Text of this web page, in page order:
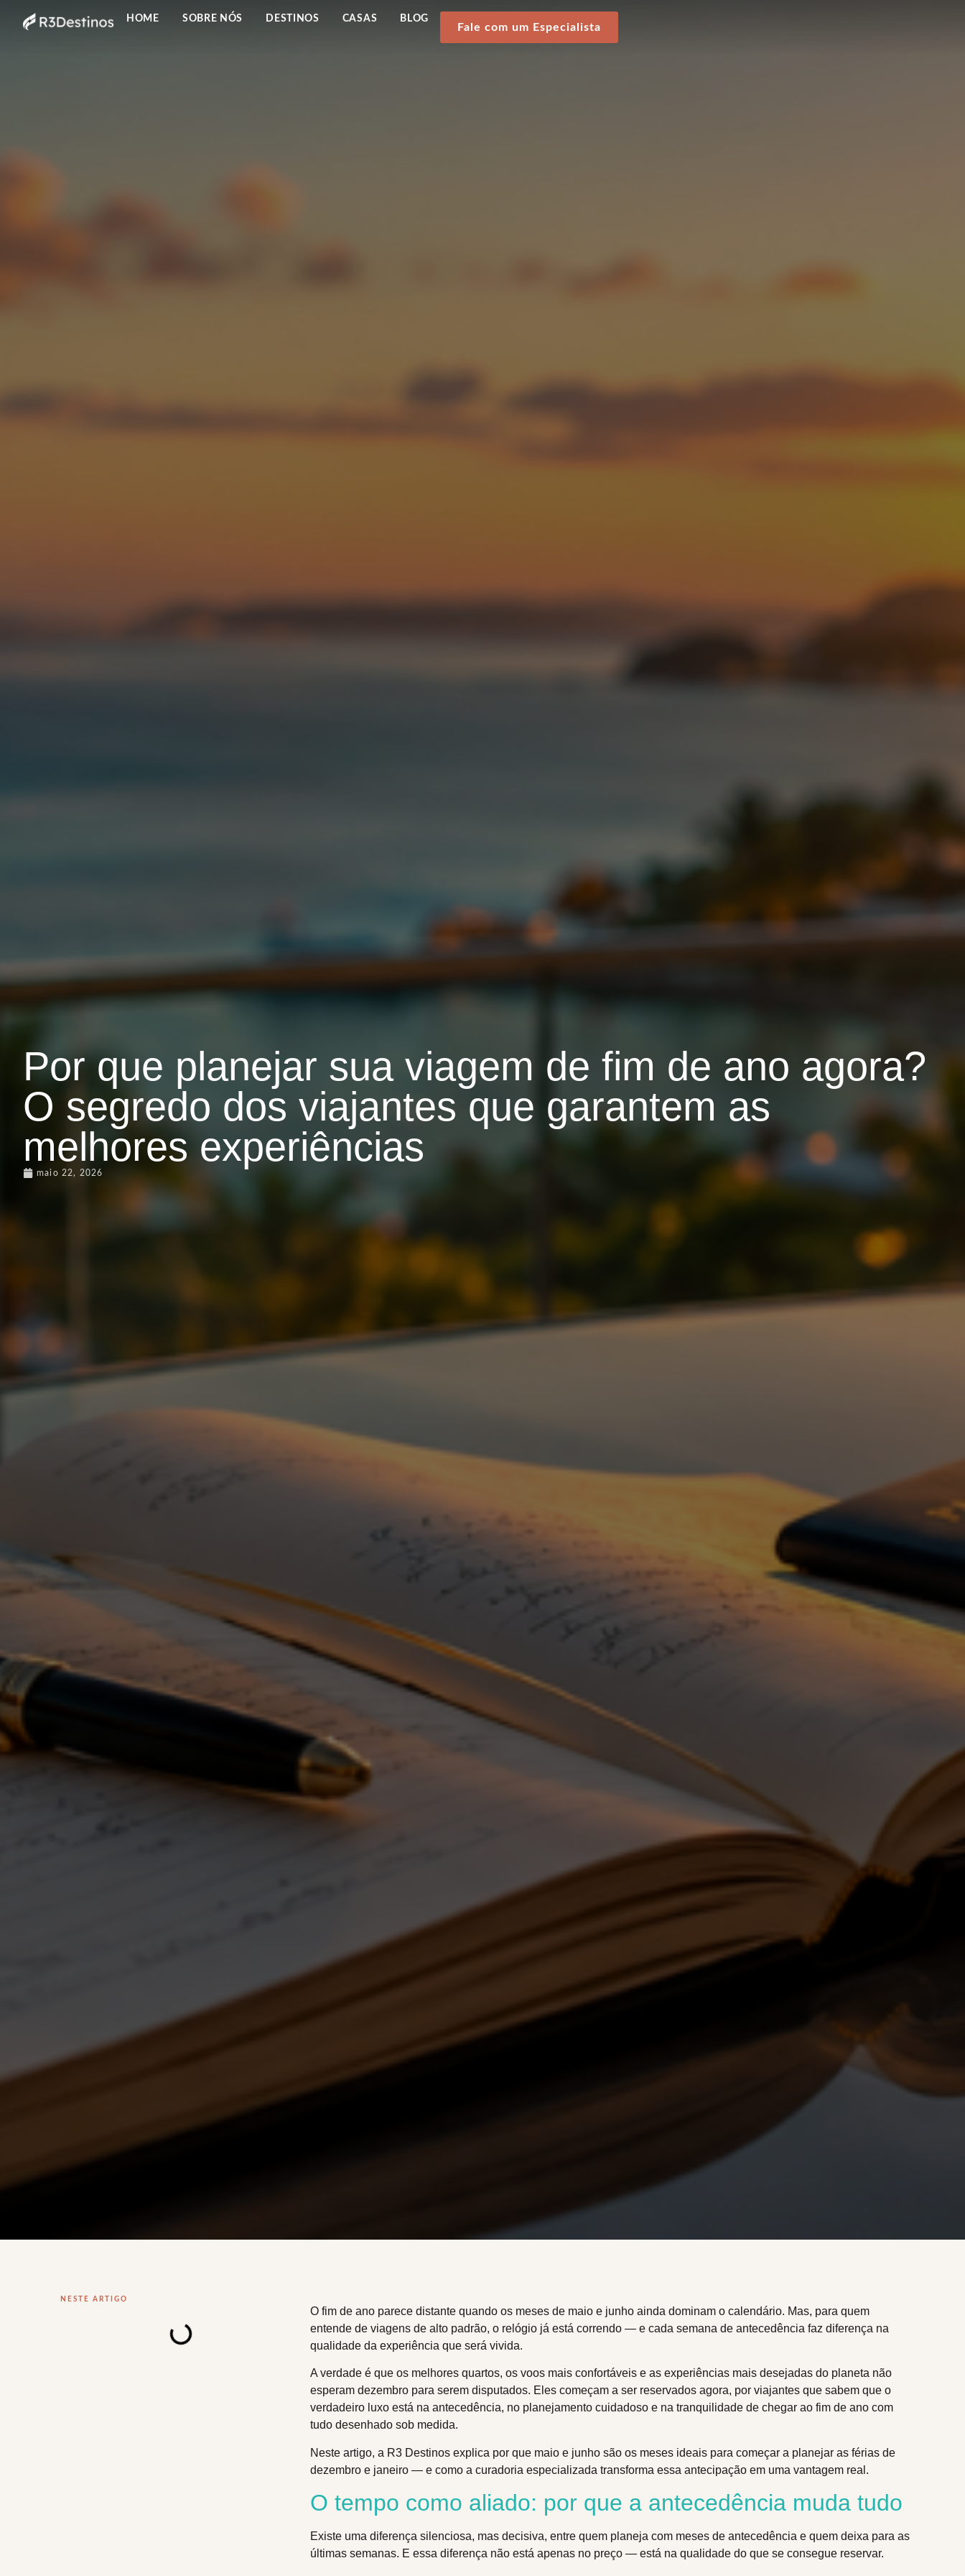
HOME SOBRE NÓS DESTINOS CASAS BLOG
Fale com um Especialista
Por que planejar sua viagem de fim de ano agora?
O segredo dos viajantes que garantem as
melhores experiências
maio 22, 2026
NESTE ARTIGO
O fim de ano parece distante quando os meses de maio e junho ainda dominam o calendário. Mas, para quem
entende de viagens de alto padrão, o relógio já está correndo — e cada semana de antecedência faz diferença na
qualidade da experiência que será vivida.
A verdade é que os melhores quartos, os voos mais confortáveis e as experiências mais desejadas do planeta não
esperam dezembro para serem disputados. Eles começam a ser reservados agora, por viajantes que sabem que o
verdadeiro luxo está na antecedência, no planejamento cuidadoso e na tranquilidade de chegar ao fim de ano com
tudo desenhado sob medida.
Neste artigo, a R3 Destinos explica por que maio e junho são os meses ideais para começar a planejar as férias de
dezembro e janeiro — e como a curadoria especializada transforma essa antecipação em uma vantagem real.
O tempo como aliado: por que a antecedência muda tudo
Existe uma diferença silenciosa, mas decisiva, entre quem planeja com meses de antecedência e quem deixa para as
últimas semanas. E essa diferença não está apenas no preço — está na qualidade do que se consegue reservar.